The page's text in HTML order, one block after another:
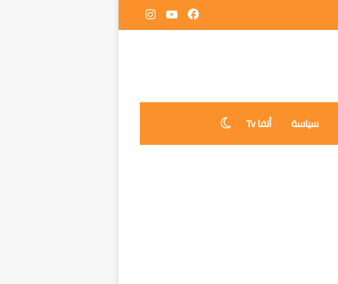
فيسبوك‫YouTube
سياسة أنفا Tv